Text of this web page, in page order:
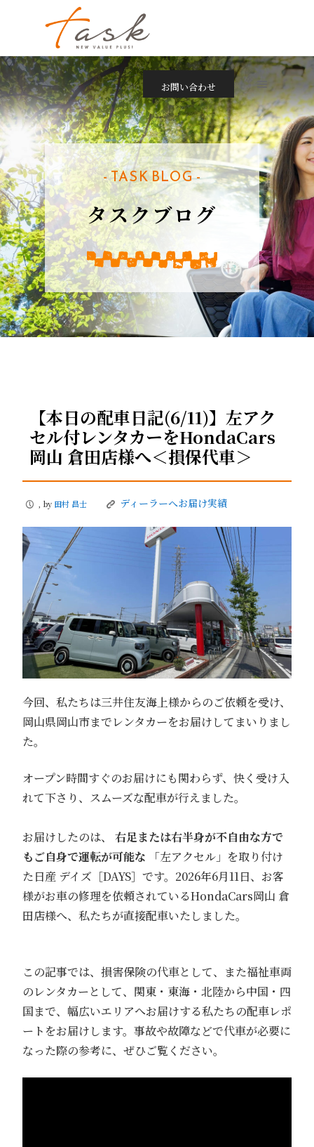
お問い合わせ
- TASK BLOG -
タスクブログ
【本日の配車日記(6/11)】左アク
セル付レンタカーをHondaCars
岡山 倉田店様へ＜損保代車＞
P , by 田村 昌士 K ディーラーへお届け実績
今回、私たちは三井住友海上様からのご依頼を受け、
岡山県岡山市までレンタカーをお届けしてまいりまし
た。
オープン時間すぐのお届けにも関わらず、快く受け入
れて下さり、スムーズな配車が行えました。
お届けしたのは、 右足または右半身が不自由な方で
もご自身で運転が可能な 「左アクセル」を取り付け
た日産 デイズ［DAYS］です。2026年6月11日、お客
様がお車の修理を依頼されているHondaCars岡山 倉
田店様へ、私たちが直接配車いたしました。
この記事では、損害保険の代車として、また福祉車両
のレンタカーとして、関東・東海・北陸から中国・四
国まで、幅広いエリアへお届けする私たちの配車レポ
ートをお届けします。事故や故障などで代車が必要に
なった際の参考に、ぜひご覧ください。